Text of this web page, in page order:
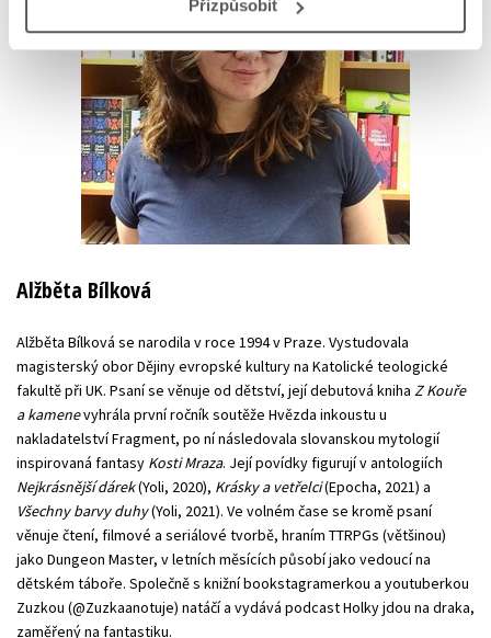
Přizpůsobit
Alžběta Bílková
Alžběta Bílková se narodila v roce 1994 v Praze. Vystudovala
magisterský obor Dějiny evropské kultury na Katolické teologické
fakultě při UK. Psaní se věnuje od dětství, její debutová kniha Z Kouře
a kamenevyhrála první ročník soutěže Hvězda inkoustu u
nakladatelství Fragment, po ní následovala slovanskou mytologií
inspirovaná fantasy Kosti Mraza. Její povídky figurují v antologiích
Nejkrásnější dárek(Yoli, 2020), Krásky a vetřelci(Epocha, 2021) a
Všechny barvy duhy(Yoli, 2021). Ve volném čase se kromě psaní
věnuje čtení, filmové a seriálové tvorbě, hraním TTRPGs (většinou)
jako Dungeon Master, v letních měsících působí jako vedoucí na
dětském táboře. Společně s knižní bookstagramerkou a youtuberkou
Zuzkou (@Zuzkaanotuje) natáčí a vydává podcast Holky jdou na draka,
zaměřený na fantastiku.